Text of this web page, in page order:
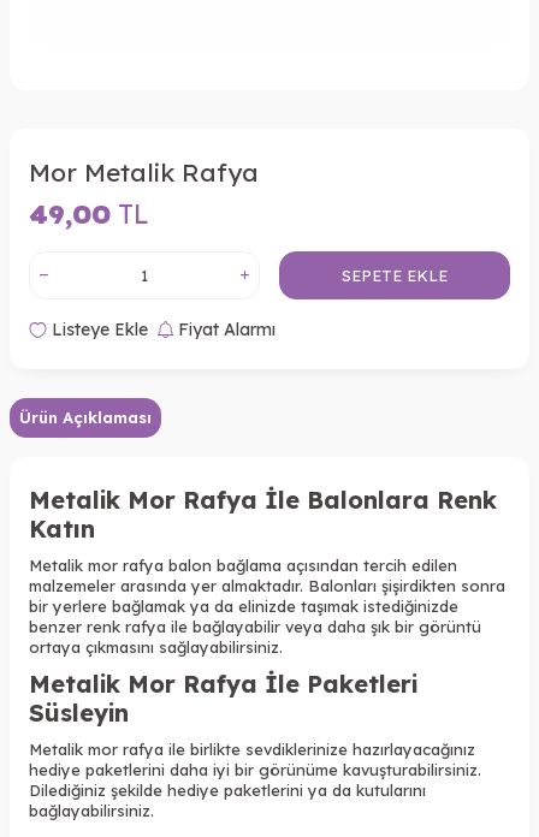
Mor Metalik Rafya
49,00 TL
SEPETE EKLE
Listeye Ekle Fiyat Alarmı
Ürün Açıklaması
Metalik Mor Rafya İle Balonlara Renk
Katın
Metalik mor rafya balon bağlama açısından tercih edilen
malzemeler arasında yer almaktadır. Balonları şişirdikten sonra
bir yerlere bağlamak ya da elinizde taşımak istediğinizde
benzer renk rafya ile bağlayabilir veya daha şık bir görüntü
ortaya çıkmasını sağlayabilirsiniz.
Metalik Mor Rafya İle Paketleri
Süsleyin
Metalik mor rafya ile birlikte sevdiklerinize hazırlayacağınız
hediye paketlerini daha iyi bir görünüme kavuşturabilirsiniz.
Dilediğiniz şekilde hediye paketlerini ya da kutularını
bağlayabilirsiniz.